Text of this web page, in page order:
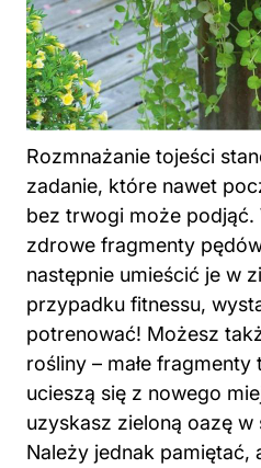
Rozmnażanie tojeści
zadanie, które nawet
bez trwogi może
zdrowe fragmenty
następnie umieścić je w
przypadku fitnessu,
potrenować! Możesz
rośliny – małe
ucieszą się z nowego
uzyskasz zieloną oazę
Należy jednak pamiętać,